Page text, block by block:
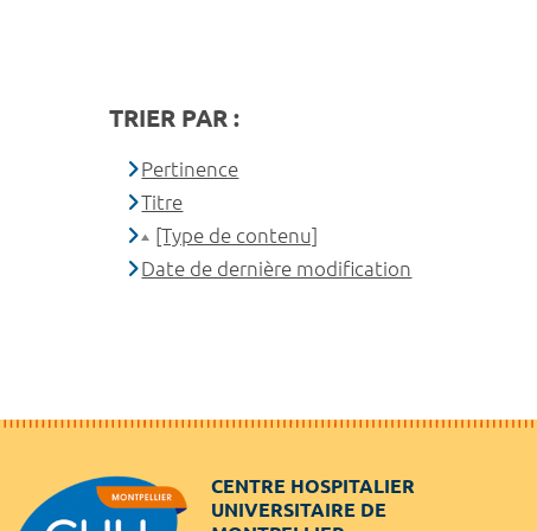
TRIER PAR :
Pertinence
Titre
[Type de contenu]
Date de dernière modification
CENTRE HOSPITALIER
UNIVERSITAIRE DE